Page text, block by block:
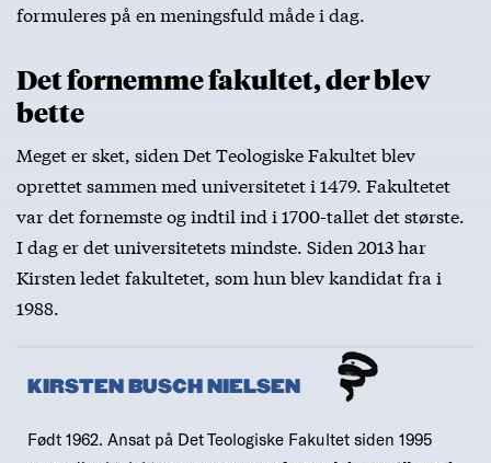
formuleres på en meningsfuld måde i dag.
Det fornemme fakultet, der blev
bette
Meget er sket, siden Det Teologiske Fakultet blev
oprettet sammen med universitetet i 1479. Fakultetet
var det fornemste og indtil ind i 1700-tallet det største.
I dag er det universitetets mindste. Siden 2013 har
Kirsten ledet fakultetet, som hun blev kandidat fra i
1988.
KIRSTEN BUSCH NIELSEN
Født 1962. Ansat på Det Teologiske Fakultet siden 1995